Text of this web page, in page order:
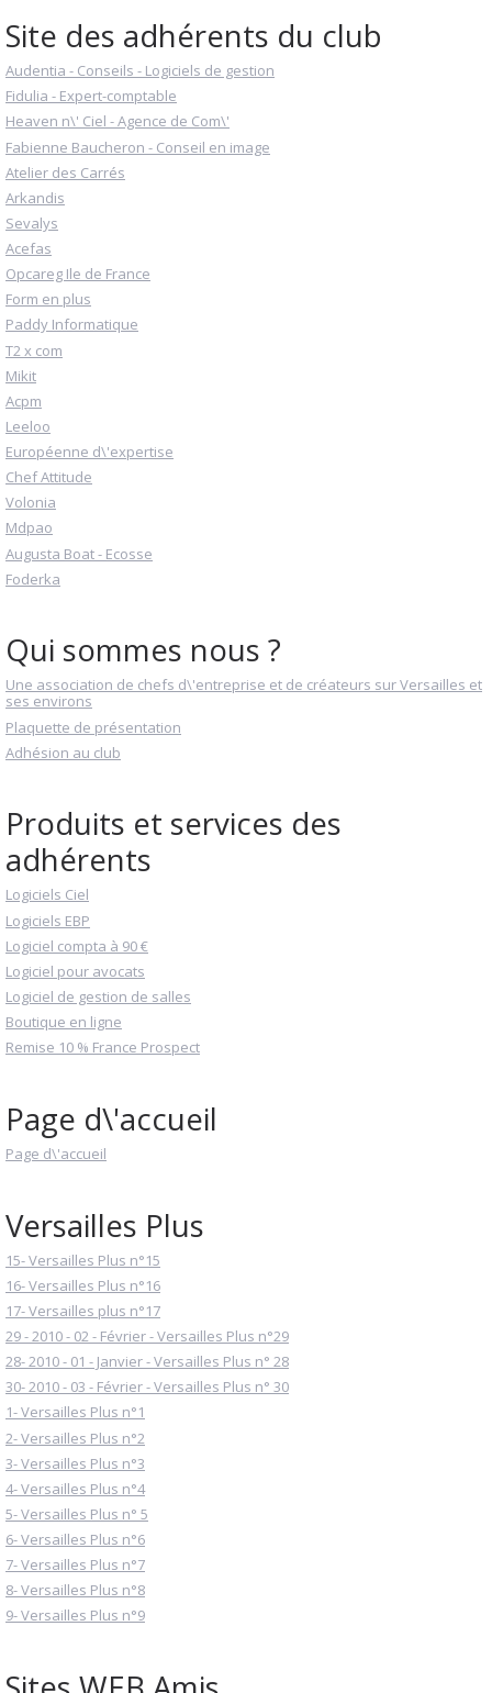
Site des adhérents du club
Audentia - Conseils - Logiciels de gestion
Fidulia - Expert-comptable
Heaven n\' Ciel - Agence de Com\'
Fabienne Baucheron - Conseil en image
Atelier des Carrés
Arkandis
Sevalys
Acefas
Opcareg Ile de France
Form en plus
Paddy Informatique
T2 x com
Mikit
Acpm
Leeloo
Européenne d\'expertise
Chef Attitude
Volonia
Mdpao
Augusta Boat - Ecosse
Foderka
Qui sommes nous ?
Une association de chefs d\'entreprise et de créateurs sur Versailles et
ses environs
Plaquette de présentation
Adhésion au club
Produits et services des
adhérents
Logiciels Ciel
Logiciels EBP
Logiciel compta à 90 €
Logiciel pour avocats
Logiciel de gestion de salles
Boutique en ligne
Remise 10 % France Prospect
Page d\'accueil
Page d\'accueil
Versailles Plus
15- Versailles Plus n°15
16- Versailles Plus n°16
17- Versailles plus n°17
29 - 2010 - 02 - Février - Versailles Plus n°29
28- 2010 - 01 - Janvier - Versailles Plus n° 28
30- 2010 - 03 - Février - Versailles Plus n° 30
1- Versailles Plus n°1
2- Versailles Plus n°2
3- Versailles Plus n°3
4- Versailles Plus n°4
5- Versailles Plus n° 5
6- Versailles Plus n°6
7- Versailles Plus n°7
8- Versailles Plus n°8
9- Versailles Plus n°9